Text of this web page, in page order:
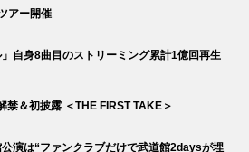
アー開催
自身8曲目のストリーミング累計1億回再生
禁＆初披露 ＜THE FIRST TAKE＞
演は“ファンクラブだけで武道館2daysが埋